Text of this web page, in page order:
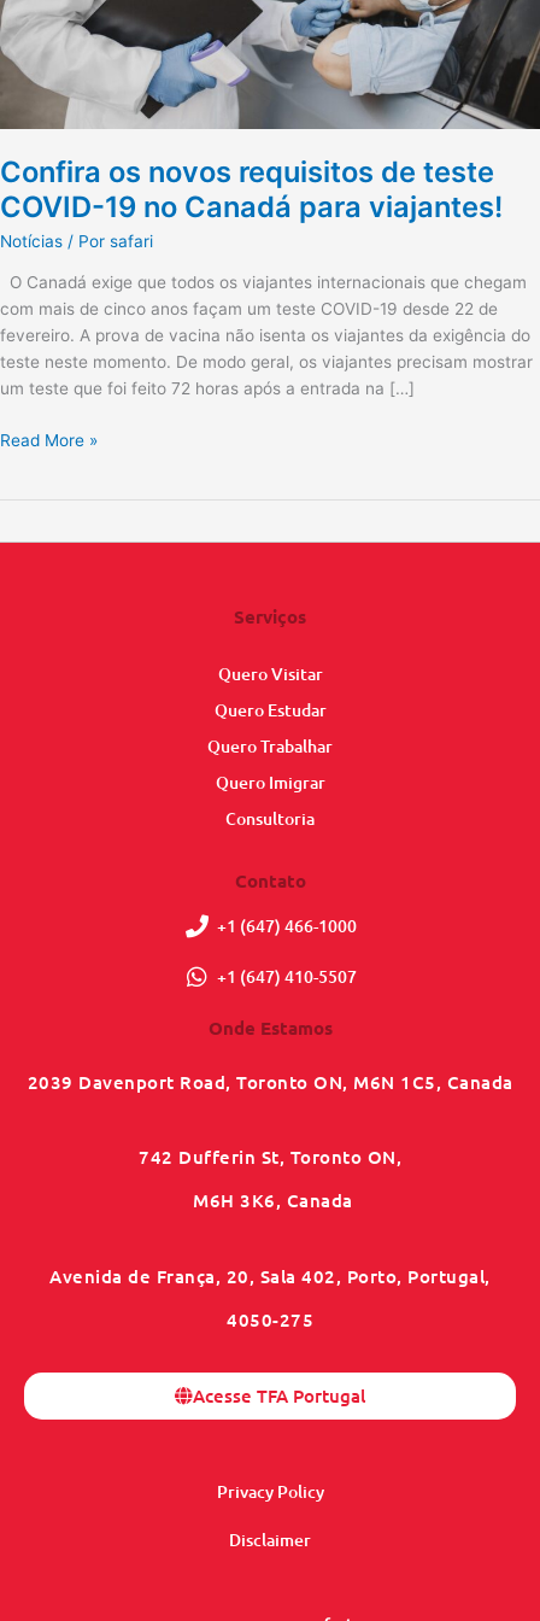
Confira os novos requisitos de teste
COVID-19 no Canadá para viajantes!
Notícias / Por safari
O Canadá exige que todos os viajantes internacionais que chegam
com mais de cinco anos façam um teste COVID-19 desde 22 de
fevereiro. A prova de vacina não isenta os viajantes da exigência do
teste neste momento. De modo geral, os viajantes precisam mostrar
um teste que foi feito 72 horas após a entrada na […]
Canadá
para
viajantes!
Read More »
Serviços
Quero Visitar
Quero Estudar
Quero Trabalhar
Quero Imigrar
Consultoria
Contato
+1 (647) 466-1000
+1 (647) 410-5507
Onde Estamos
2039 Davenport Road, Toronto ON, M6N 1C5, Canada
742 Dufferin St, Toronto ON,
M6H 3K6, Canada
Avenida de França, 20, Sala 402, Porto, Portugal,
4050-275
Acesse TFA Portugal
Privacy Policy
Disclaimer